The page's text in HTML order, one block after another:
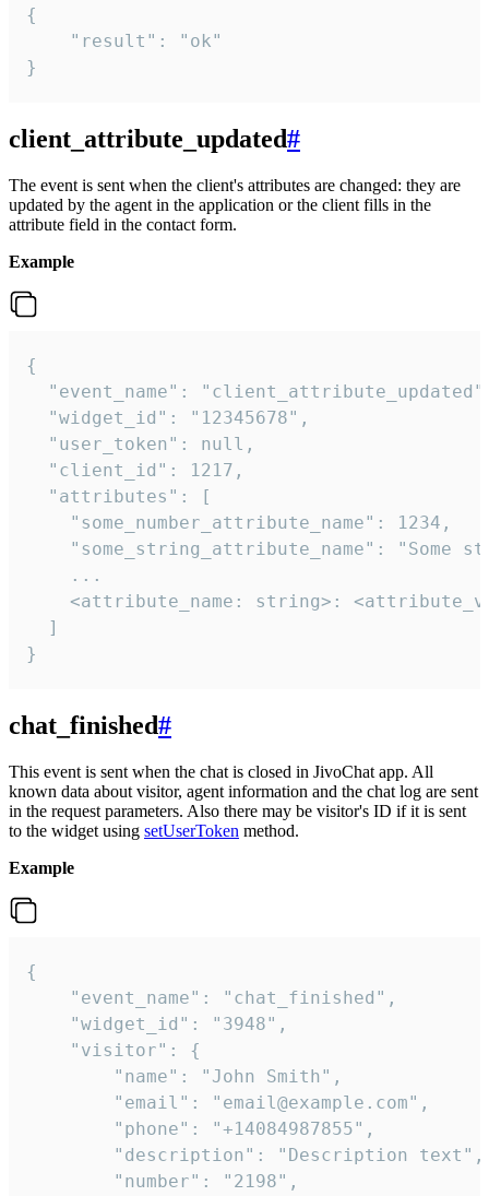
{
    "result": "ok"
}
client_attribute_updated#
The event is sent when the client's attributes are changed: they are
updated by the agent in the application or the client fills in the
attribute field in the contact form.
Example
{
"event_name":
  "widget_id": "12345678",
  "user_token": null,
  "client_id": 1217,
  "attributes": [
    "some_number_attribute_name": 1234,
"some_string_attribute_name": "Some
    ...
<attribute_name: string>:
  ]
}
chat_finished#
This event is sent when the chat is closed in JivoChat app. All
known data about visitor, agent information and the chat log are sent
in the request parameters. Also there may be visitor's ID if it is sent
to the widget using setUserToken method.
Example
{
    "event_name": "chat_finished",
    "widget_id": "3948",
    "visitor": {
        "name": "John Smith",
        "email": "email@example.com",
        "phone": "+14084987855",
        "description": "Description text",
        "number": "2198",